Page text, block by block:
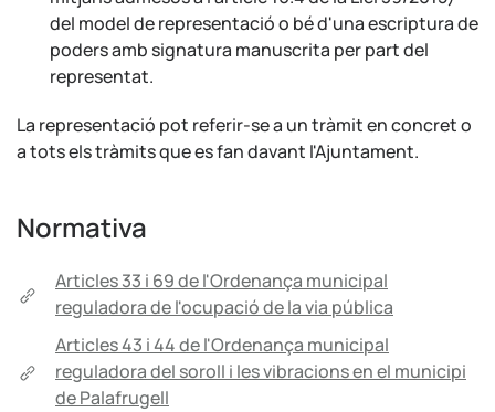
del model de representació o bé d'una escriptura de
poders amb signatura manuscrita per part del
representat.
La representació pot referir-se a un tràmit en concret o
a tots els tràmits que es fan davant l'Ajuntament.
Normativa
Articles 33 i 69 de l'Ordenança municipal
reguladora de l'ocupació de la via pública
Articles 43 i 44 de l'Ordenança municipal
reguladora del soroll i les vibracions en el municipi
de Palafrugell